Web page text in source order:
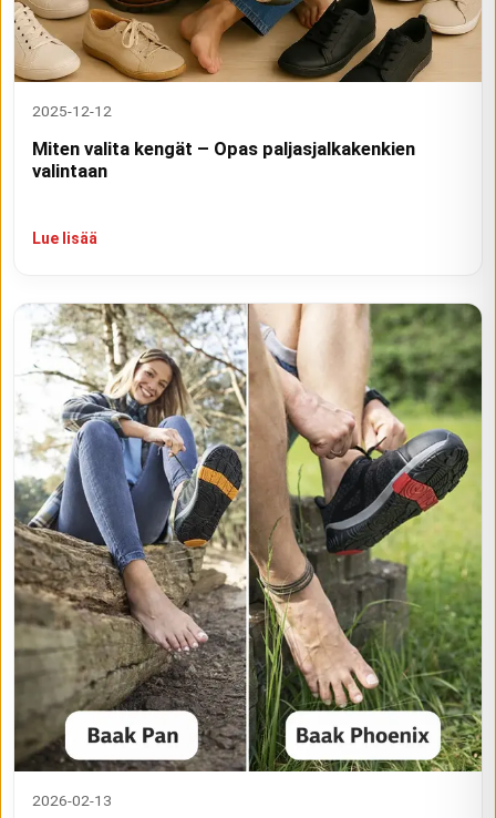
2025-12-12
Miten valita kengät – Opas paljasjalkakenkien
valintaan
Lue lisää
2026-02-13